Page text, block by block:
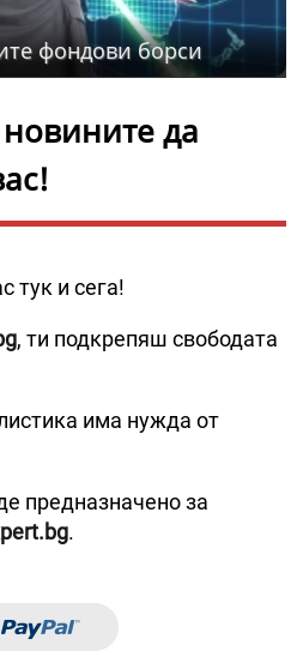
фондови борси
да
тук и сега!
, ти подкрепяш свободата
има нужда от
предназначено за
.